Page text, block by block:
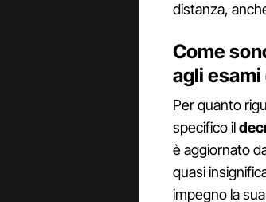
distanza,
Come
agli
Per quanto
specifico il
è aggiornato
quasi
impegno la